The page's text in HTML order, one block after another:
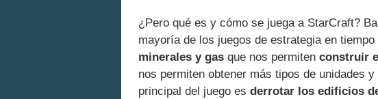
¿Pero qué es y cómo se juega a StarCraft?
mayoría de los juegos de estrategia en
minerales y gas que nos permiten construir
nos permiten obtener más tipos de unidades
principal del juego es derrotar los edificios